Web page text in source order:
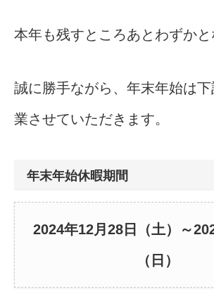
本年も残すところあとわずかと
誠に勝手ながら、年末年始は
業させていただきます。
年末年始休暇期間
2024年12月28日（土）～
（日）